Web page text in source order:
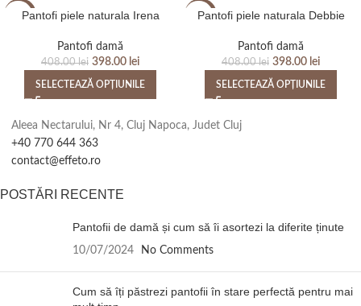
-2%Pantofi piele naturala Irena
Pantofi damă
408.00lei 398.00 lei
SELECTEAZĂ OPȚIUNILE
-2%
Pantofi piele naturala Debbie
Pantofi damă
408.00lei 398.00 lei
SELECTEAZĂ OPȚIUNILE
Aleea Nectarului, Nr 4, Cluj Napoca, Judet Cluj
+40 770 644 363
contact@effeto.ro
POSTĂRI RECENTE
Pantofii de damă și cum să îi asortezi la diferite ținute
10/07/2024 No Comments
Cum să îți păstrezi pantofii în stare perfectă pentru mai